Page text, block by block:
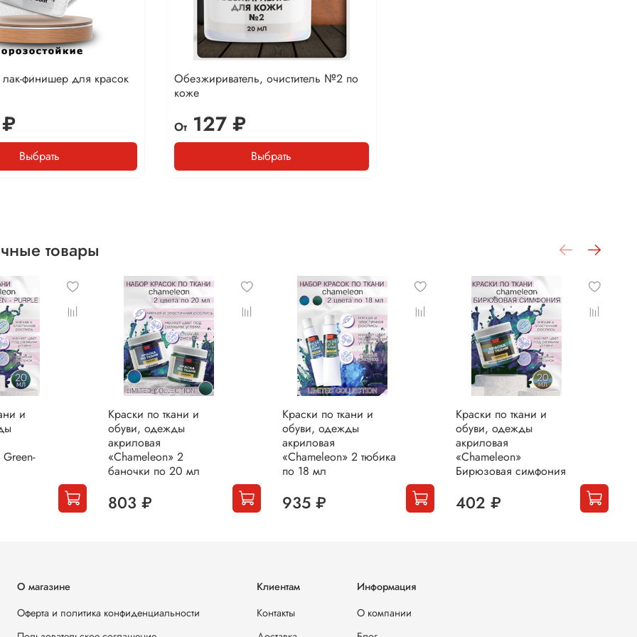
финишер для красок
Выбрать
Обезжириватель, очиститель №2 по
коже
От127 ₽
Выбрать
товары
и
Краски по ткани и
обуви, одежды
акриловая
«Chameleon» 2
баночки по 20 мл
803 ₽
Краски по ткани и
обуви, одежды
акриловая
«Chameleon» 2 тюбика
по 18 мл
935 ₽
Краски по ткани и
обуви, одежды
акриловая
«Chameleon»
Бирюзовая симфония
402 ₽
О магазине
Оферта и политика конфиденциальности
Клиентам
Контакты
Информация
О компании